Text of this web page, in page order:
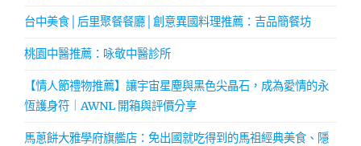
台中美食│后里聚餐餐廳│創意異國料理推薦：吉品簡餐坊
桃園中醫推薦：咏敬中醫診所
【情人節禮物推薦】讓宇宙星塵與黑色尖晶石，成為愛情的永
恆護身符｜AWNL 開箱與評價分享
馬蔥餅大雅學府旗艦店：免出國就吃得到的馬祖經典美食、隱